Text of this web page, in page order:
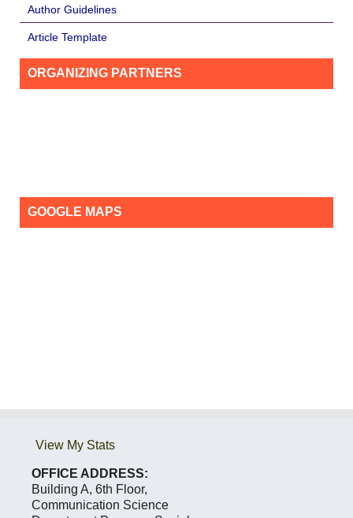
Author Guidelines
Article Template
ORGANIZING PARTNERS
GOOGLE MAPS
View My Stats
OFFICE ADDRESS:
Building A, 6th Floor,
Communication Science